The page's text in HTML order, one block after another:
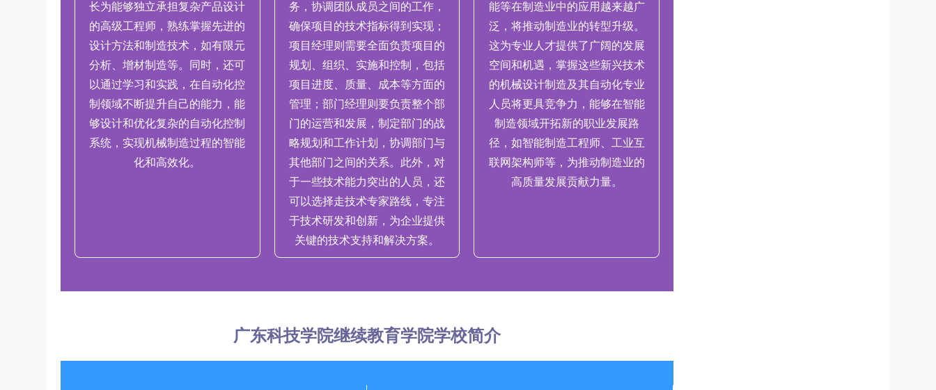
长为能够独立承担复杂产品设计
的高级工程师，熟练掌握先进的
设计方法和制造技术，如有限元
分析、增材制造等。同时，还可
以通过学习和实践，在自动化控
制领域不断提升自己的能力，能
够设计和优化复杂的自动化控制
系统，实现机械制造过程的智能
化和高效化。
务，协调团队成员之间的工作，
确保项目的技术指标得到实现；
项目经理则需要全面负责项目的
规划、组织、实施和控制，包括
项目进度、质量、成本等方面的
管理；部门经理则要负责整个部
门的运营和发展，制定部门的战
略规划和工作计划，协调部门与
其他部门之间的关系。此外，对
于一些技术能力突出的人员，还
可以选择走技术专家路线，专注
于技术研发和创新，为企业提供
关键的技术支持和解决方案。
能等在制造业中的应用越来越广
泛，将推动制造业的转型升级。
这为专业人才提供了广阔的发展
空间和机遇，掌握这些新兴技术
的机械设计制造及其自动化专业
人员将更具竞争力，能够在智能
制造领域开拓新的职业发展路
径，如智能制造工程师、工业互
联网架构师等，为推动制造业的
高质量发展贡献力量。
广东科技学院继续教育学院学校简介